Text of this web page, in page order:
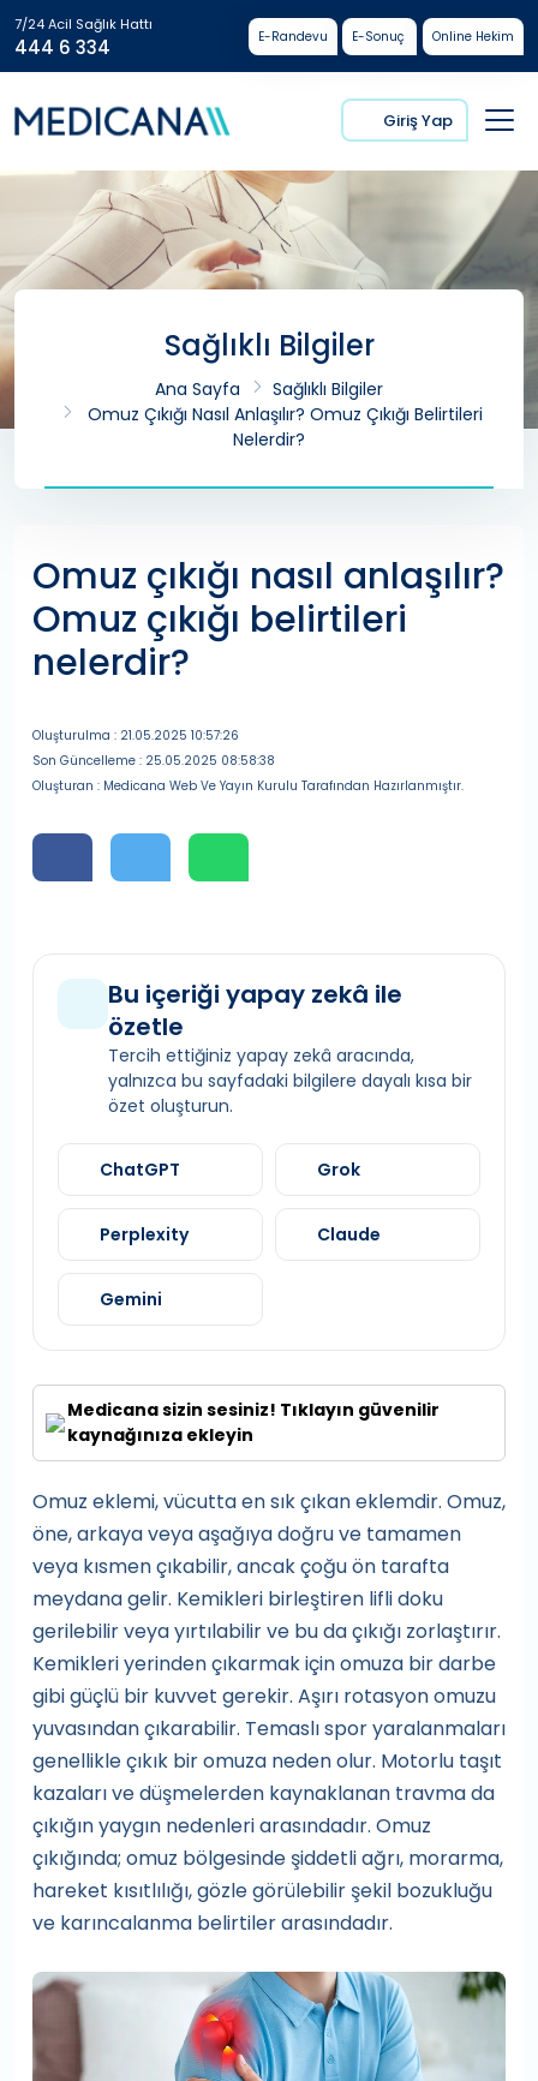
7/24 Acil Sağlık Hattı
444 6 334 E-Randevu E-Sonuç Online Hekim
Giriş Yap
Sağlıklı Bilgiler
Ana Sayfa
Sağlıklı Bilgiler
Omuz Çıkığı Nasıl Anlaşılır? Omuz Çıkığı Belirtileri
Nelerdir?
Omuz çıkığı nasıl anlaşılır?
Omuz çıkığı belirtileri
nelerdir?
Oluşturulma : 21.05.2025 10:57:26
Son Güncelleme : 25.05.2025 08:58:38
Oluşturan : Medicana Web Ve Yayın Kurulu Tarafından Hazırlanmıştır.
Bu içeriği yapay zekâ ile
özetle
Tercih ettiğiniz yapay zekâ aracında,
yalnızca bu sayfadaki bilgilere dayalı kısa bir
özet oluşturun.
ChatGPT Grok
Perplexity Claude
Gemini
Medicana sizin sesiniz! Tıklayın güvenilir
kaynağınıza ekleyin
Omuz eklemi, vücutta en sık çıkan eklemdir. Omuz,
öne, arkaya veya aşağıya doğru ve tamamen
veya kısmen çıkabilir, ancak çoğu ön tarafta
meydana gelir. Kemikleri birleştiren lifli doku
gerilebilir veya yırtılabilir ve bu da çıkığı zorlaştırır.
Kemikleri yerinden çıkarmak için omuza bir darbe
gibi güçlü bir kuvvet gerekir. Aşırı rotasyon omuzu
yuvasından çıkarabilir. Temaslı spor yaralanmaları
genellikle çıkık bir omuza neden olur. Motorlu taşıt
kazaları ve düşmelerden kaynaklanan travma da
çıkığın yaygın nedenleri arasındadır. Omuz
çıkığında; omuz bölgesinde şiddetli ağrı, morarma,
hareket kısıtlılığı, gözle görülebilir şekil bozukluğu
ve karıncalanma belirtiler arasındadır.